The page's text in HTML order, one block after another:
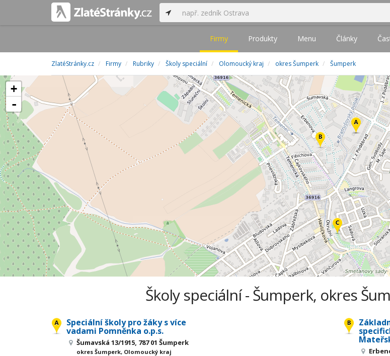
Firmy Produkty Menu Články
ZlatéStránky.cz Firmy Rubriky Školy speciální Olomoucký kraj okres Šumperk Šumperk
+
-
Školy speciální - Šumperk, okres
Speciální školy pro žáky s více
vadami Pomněnka o.p.s.
Šumavská 13/1915, 787 01 Šumperk
okres Šumperk, Olomoucký kraj